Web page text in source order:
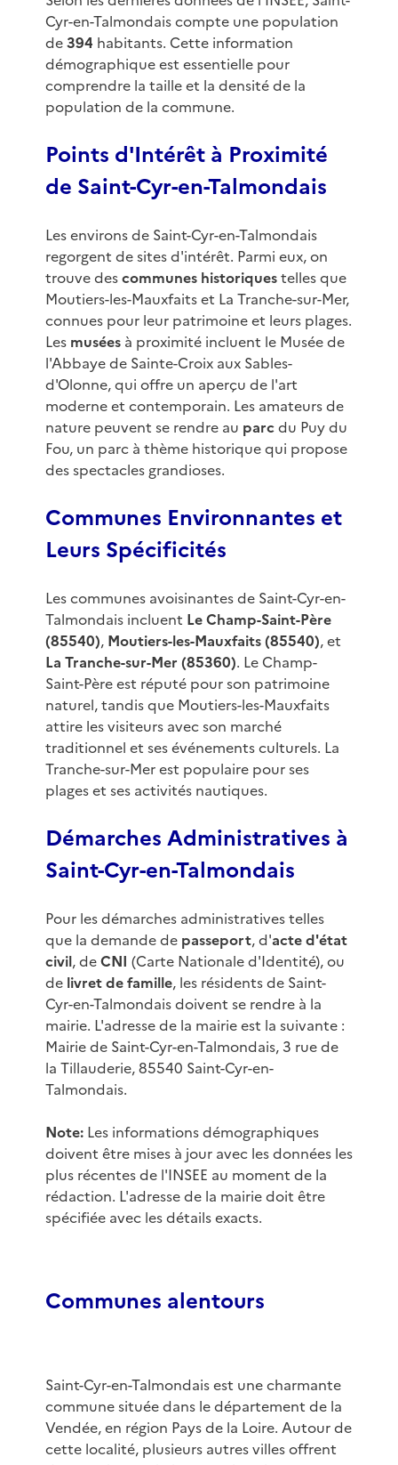
Cyr-en-Talmondais compte une population
de394 habitants. Cette information
démographique est essentielle pour
comprendre la taille et la densité de la
population de la commune.
Points d'Intérêt à Proximité
de Saint-Cyr-en-Talmondais
Les environs de Saint-Cyr-en-Talmondais
regorgent de sites d'intérêt. Parmi eux, on
trouve descommunes historiquestelles que
Moutiers-les-Mauxfaits et La Tranche-sur-Mer,
connues pour leur patrimoine et leurs plages.
Les muséesà proximité incluent le Musée de
l'Abbaye de Sainte-Croix aux Sables-
d'Olonne, qui offre un aperçu de l'art
moderne et contemporain. Les amateurs de
nature peuvent se rendre au parcdu Puy du
Fou, un parc à thème historique qui propose
des spectacles grandioses.
Communes Environnantes et
Leurs Spécificités
Les communes avoisinantes de Saint-Cyr-en-
Talmondais incluent Le Champ-Saint-Père
(85540), Moutiers-les-Mauxfaits (85540), et
La Tranche-sur-Mer (85360). Le Champ-
Saint-Père est réputé pour son patrimoine
naturel, tandis que Moutiers-les-Mauxfaits
attire les visiteurs avec son marché
traditionnel et ses événements culturels. La
Tranche-sur-Mer est populaire pour ses
plages et ses activités nautiques.
Démarches Administratives à
Saint-Cyr-en-Talmondais
Pour les démarches administratives telles
que la demande de passeport, d'acte d'état
civil, deCNI (Carte Nationale d'Identité), ou
de livret de famille, les résidents de Saint-
Cyr-en-Talmondais doivent se rendre à la
mairie. L'adresse de la mairie est la suivante :
Mairie de Saint-Cyr-en-Talmondais, 3 rue de
la Tillauderie, 85540 Saint-Cyr-en-
Talmondais.
Note:Les informations démographiques
doivent être mises à jour avec les données les
plus récentes de l'INSEE au moment de la
rédaction. L'adresse de la mairie doit être
spécifiée avec les détails exacts.
Communes alentours
Saint-Cyr-en-Talmondais est une charmante
commune située dans le département de la
Vendée, en région Pays de la Loire. Autour de
cette localité, plusieurs autres villes offrent